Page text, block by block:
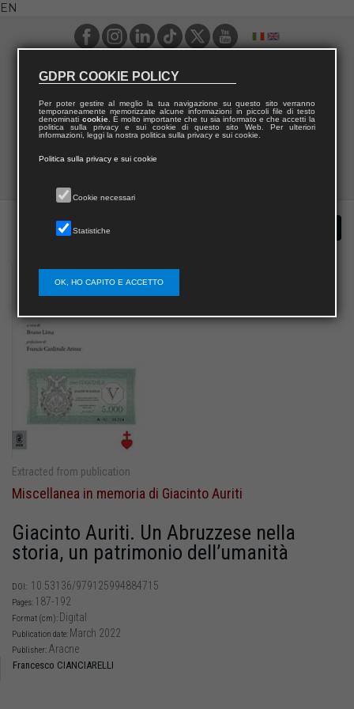
EN
Extracted from publication
Miscellanea in memoria di Giacinto Auriti
Giacinto Auriti. Un Abruzzese nella
storia, un patrimonio dell’umanità
DOI: 10.53136/979125994884715
Pages: 187-192
Format (cm): Digital
Publication date: March 2022
Publisher: Aracne
Francesco CIANCIARELLI
GDPR COOKIE POLICY
Per poter gestire al meglio la tua navigazione su questo sito verranno
temporaneamente memorizzate alcune informazioni in piccoli file di testo
denominati cookie. È molto importante che tu sia informato e che accetti la
politica sulla privacy e sui cookie di questo sito Web. Per ulteriori
informazioni, leggi la nostra politica sulla privacy e sui cookie.
Politica sulla privacy e sui cookie
Cookie necessari
Statistiche
OK, HO CAPITO E ACCETTO